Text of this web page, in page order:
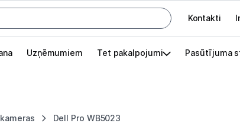
Kontakti
Uzņēmumiem Tet pakalpojumi Pasūtījuma
Dell Pro WB5023
Pieslēgties